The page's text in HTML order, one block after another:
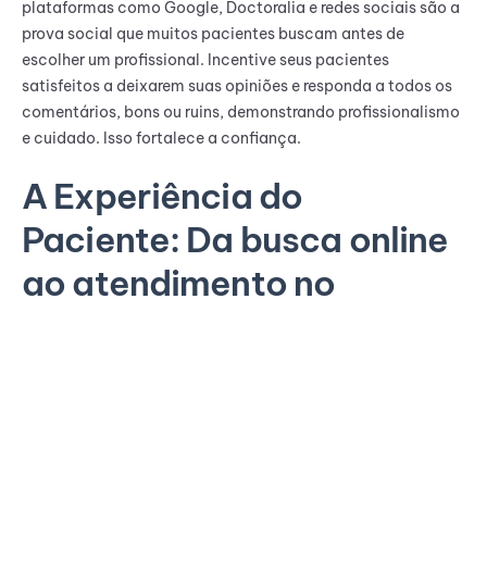
plataformas como Google, Doctoralia e redes sociais são a
prova social que muitos pacientes buscam antes de
escolher um profissional. Incentive seus pacientes
satisfeitos a deixarem suas opiniões e responda a todos os
comentários, bons ou ruins, demonstrando profissionalismo
e cuidado. Isso fortalece a confiança.
A Experiência do
Paciente: Da busca online
ao atendimento no